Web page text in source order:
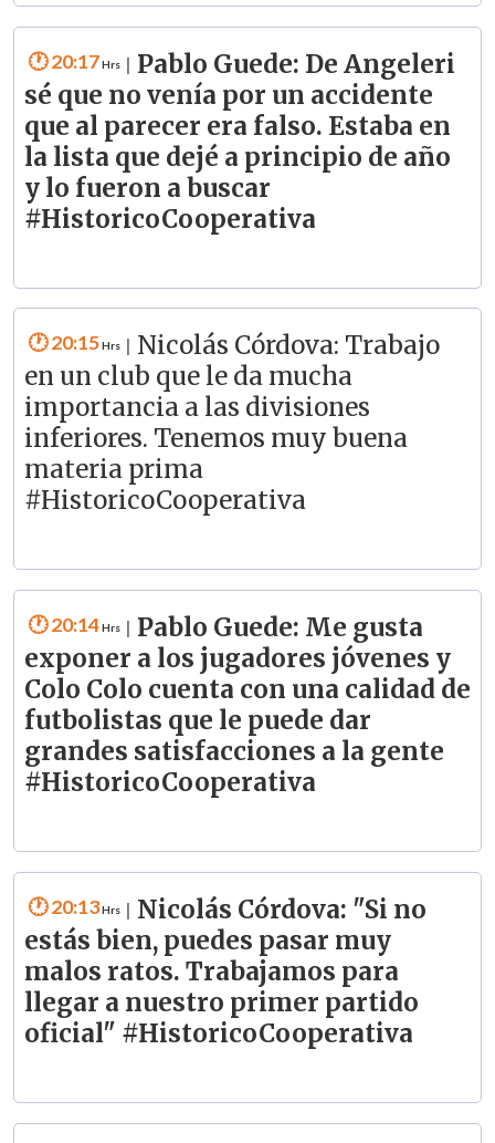
20:17
Pablo Guede: De Angeleri
sé que no venía por un accidente
que al parecer era falso. Estaba en
la lista que dejé a principio de año
y lo fueron a buscar
#HistoricoCooperativa
20:15
Nicolás Córdova: Trabajo
en un club que le da mucha
importancia a las divisiones
inferiores. Tenemos muy buena
materia prima
#HistoricoCooperativa
20:14
Pablo Guede: Me gusta
exponer a los jugadores jóvenes y
Colo Colo cuenta con una calidad de
futbolistas que le puede dar
grandes satisfacciones a la gente
#HistoricoCooperativa
20:13
Nicolás Córdova: "Si no
estás bien, puedes pasar muy
malos ratos. Trabajamos para
llegar a nuestro primer partido
oficial" #HistoricoCooperativa